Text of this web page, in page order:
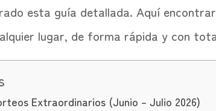
esta guía detallada. Aquí
lugar, de forma rápida y con
Extraordinarios (Junio – Julio 2026)